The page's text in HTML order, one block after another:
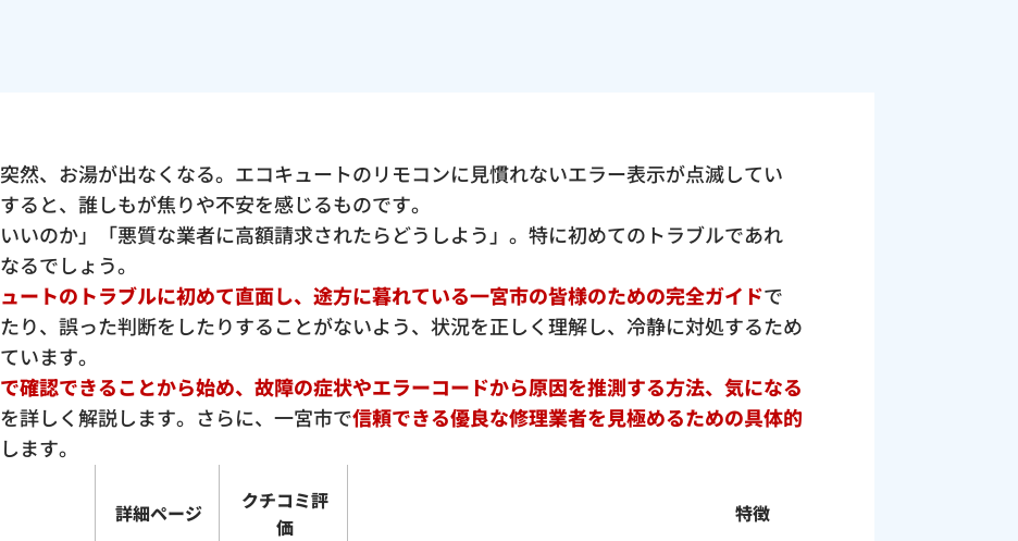
然、お湯が出なくなる。エコキュートのリモコンに見慣れないエラー表示が点滅してい
ると、誰しもが焦りや不安を感じるものです。
いのか」「悪質な業者に高額請求されたらどうしよう」。特に初めてのトラブルであれ
るでしょう。
ートのトラブルに初めて直面し、途方に暮れている一宮市の皆様のための完全ガイドで
り、誤った判断をしたりすることがないよう、状況を正しく理解し、冷静に対処するため
います。
確認できることから始め、故障の症状やエラーコードから原因を推測する方法、気になる
を詳しく解説します。さらに、一宮市で信頼できる優良な修理業者を見極めるための具体的
ます。
詳細ページ
クチコミ評
価
特徴